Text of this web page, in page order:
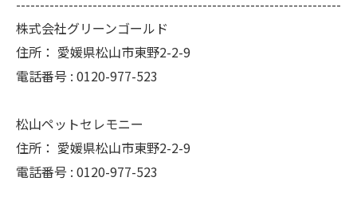
--------------------------------------------------------------------
株式会社グリーンゴールド
住所： 愛媛県松山市東野2-2-9
電話番号 : 0120-977-523
松山ペットセレモニー
住所： 愛媛県松山市東野2-2-9
電話番号 : 0120-977-523